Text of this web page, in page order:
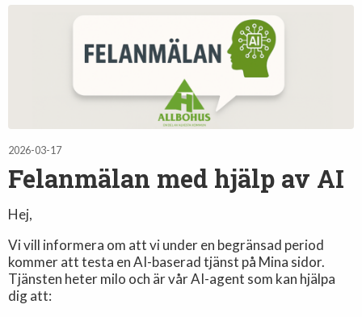
2026-03-17
Felanmälan med hjälp av AI
Hej,
Vi vill informera om att vi under en begränsad period
kommer att testa en AI-baserad tjänst på Mina sidor.
Tjänsten heter milo och är vår AI-agent som kan hjälpa
dig att: